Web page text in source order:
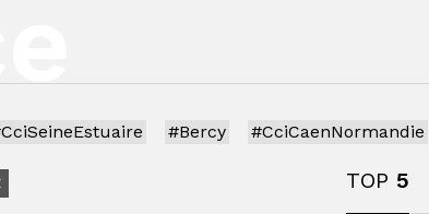
#Bercy #CciCaenNormandie
TOP 5